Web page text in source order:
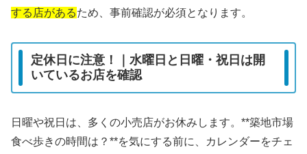
する店があるため、事前確認が必須となります。
定休日に注意！｜水曜日と日曜・祝日は開
いているお店を確認
日曜や祝日は、多くの小売店がお休みします。**築地市場
食べ歩きの時間は？**を気にする前に、カレンダーをチェ